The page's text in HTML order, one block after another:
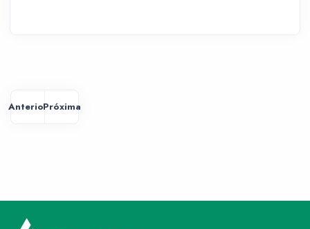
AnteriorPróxima